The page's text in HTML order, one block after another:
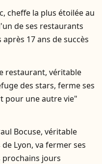
cheffe la plus étoilée au
de ses restaurants
17 ans de succès
restaurant, véritable
des stars, ferme ses
pour une autre vie"
Bocuse, véritable
Lyon, va fermer ses
prochains jours